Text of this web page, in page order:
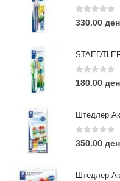
0out of 5
330.00 ден
0 out of 5
180.00 ден
Штедлер
0out of 5
350.00 ден
Штедлер